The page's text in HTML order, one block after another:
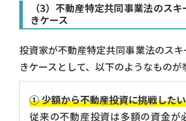
（3）不動産特定共同事業法のス
きケース
投資家が不動産特定共同事業法のス
きケースとして、以下のようなものが
① 少額から不動産投資に挑戦した
従来の不動産投資は多額の資金が